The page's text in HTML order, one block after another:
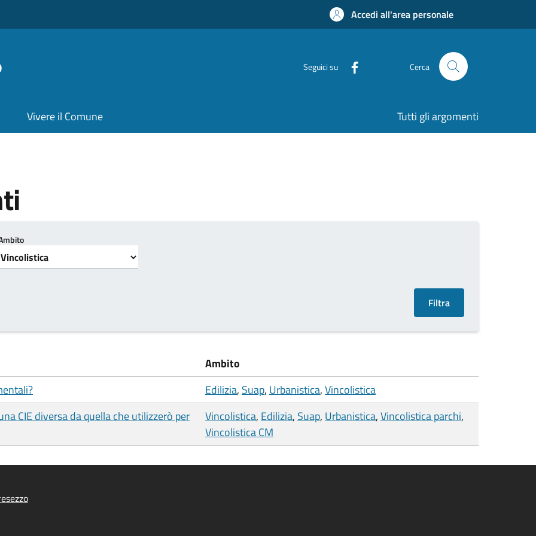
Accedi all'area personale
Seguici su Cerca
Vivere il Comune Tutti gli argomenti
Ambito
Edilizia, Suap, Urbanistica,Vincolistica
CIE diversa da quella che utilizzerò per
Vincolistica, Edilizia, Suap, Urbanistica,Vincolistica parchi,
Vincolistica CM